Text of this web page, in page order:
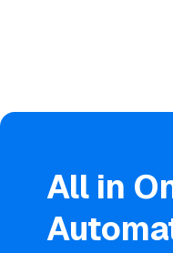
スタマイズできます
す
■注意事項
Notion、Memのそ
トリガーは5分、10
All in